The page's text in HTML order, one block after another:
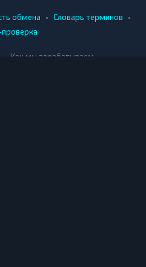
обмена • Словарь терминов •
проверка
Как мы зарабатываем